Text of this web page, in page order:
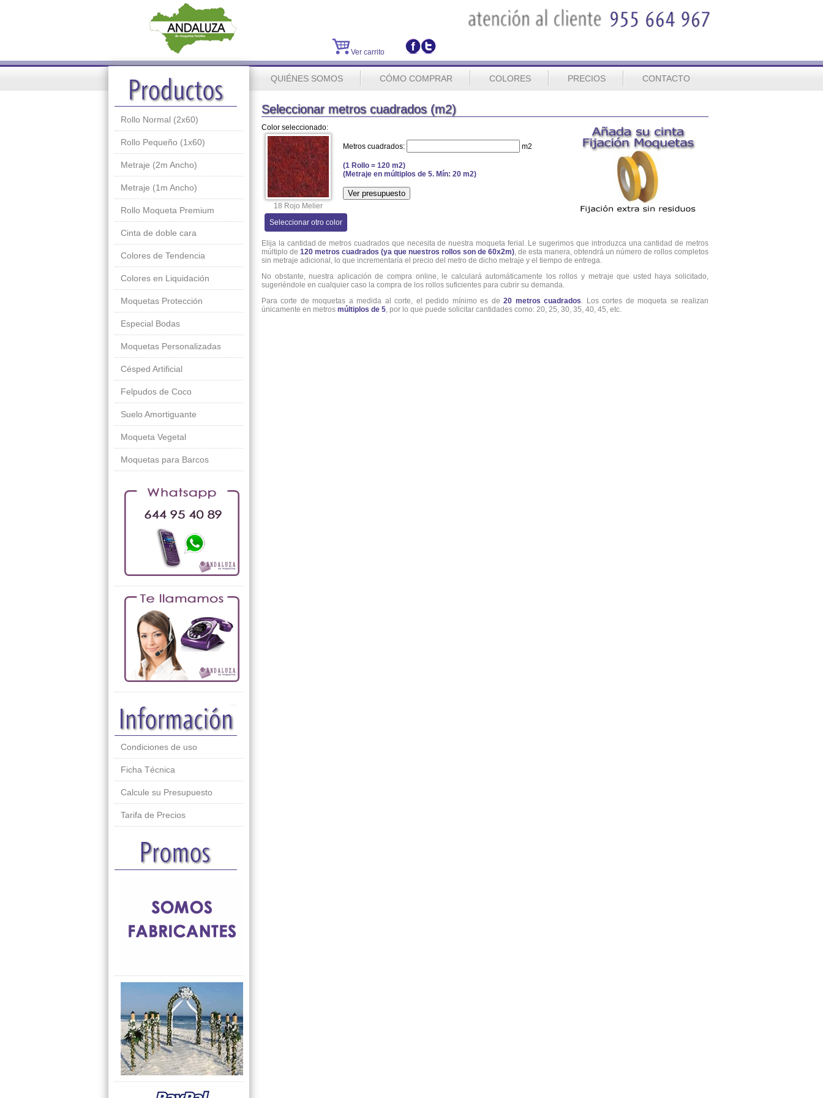
Ver carrito
Rollo Normal (2x60)
Rollo Pequeño (1x60)
Metraje (2m Ancho)
Metraje (1m Ancho)
Rollo Moqueta Premium
Cinta de doble cara
Colores de Tendencia
Colores en Liquidación
Moquetas Protección
Especial Bodas
Moquetas Personalizadas
Césped Artificial
Felpudos de Coco
Suelo Amortiguante
Moqueta Vegetal
Moquetas para Barcos
Condiciones de uso
Ficha Técnica
Calcule su Presupuesto
Tarifa de Precios
QUIÉNES SOMOS CÓMO COMPRAR COLORES PRECIOS CONTACTO
Seleccionar metros cuadrados (m2)
Color seleccionado:
18 Rojo Melier
Metros cuadrados: m2
(1 Rollo = 120 m2)
(Metraje en múltiplos de 5. Mín: 20 m2)
Seleccionar otro color
Elija la cantidad de metros cuadrados que necesita de nuestra moqueta ferial. Le sugerimos que introduzca una cantidad de metros
múltiplo de 120 metros cuadrados (ya que nuestros rollos son de 60x2m), de esta manera, obtendrá un número de rollos completos
sin metraje adicional, lo que incrementaría el precio del metro de dicho metraje y el tiempo de entrega.
No obstante, nuestra aplicación de compra online, le calculará automáticamente los rollos y metraje que usted haya solicitado,
sugeriéndole en cualquier caso la compra de los rollos suficientes para cubrir su demanda.
Para corte de moquetas a medida al corte, el pedido mínimo es de20 metros cuadrados. Los cortes de moqueta se realizan
únicamente en metros múltiplos de 5, por lo que puede solicitar cantidades como: 20, 25, 30, 35, 40, 45, etc.